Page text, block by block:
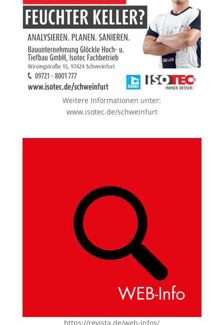
Weitere Informationen unter:
www.isotec.de/schweinfurt
https://revista.de/web-infos/